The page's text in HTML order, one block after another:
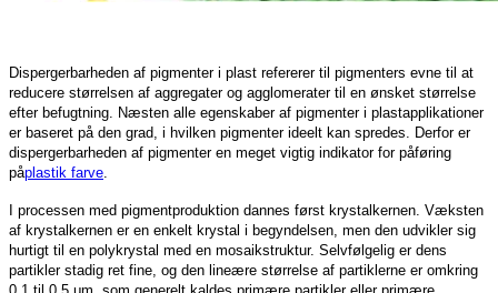
Dispergerbarheden af ​​pigmenter i plast refererer til pigmenters evne til at
reducere størrelsen af ​​aggregater og agglomerater til en ønsket størrelse
efter befugtning. Næsten alle egenskaber af pigmenter i plastapplikationer
er baseret på den grad, i hvilken pigmenter ideelt kan spredes. Derfor er
dispergerbarheden af ​​pigmenter en meget vigtig indikator for påføring
påplastik farve
I processen med pigmentproduktion dannes først krystalkernen. Væksten
af ​​krystalkernen er en enkelt krystal i begyndelsen, men den udvikler sig
hurtigt til en polykrystal med en mosaikstruktur. Selvfølgelig er dens
partikler stadig ret fine, og den lineære størrelse af partiklerne er omkring